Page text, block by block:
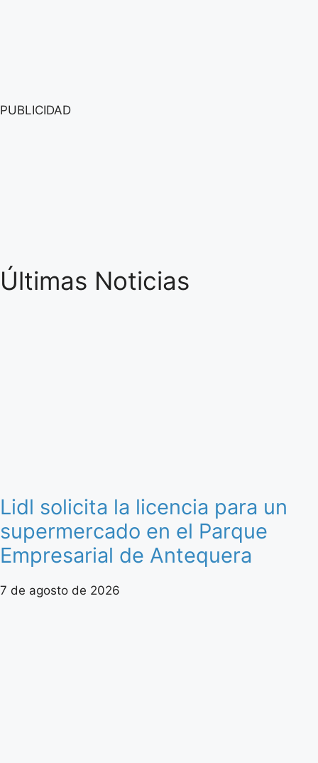
PUBLICIDAD
Últimas Noticias
Lidl solicita la licencia para un
supermercado en el Parque
Empresarial de Antequera
7 de agosto de 2026